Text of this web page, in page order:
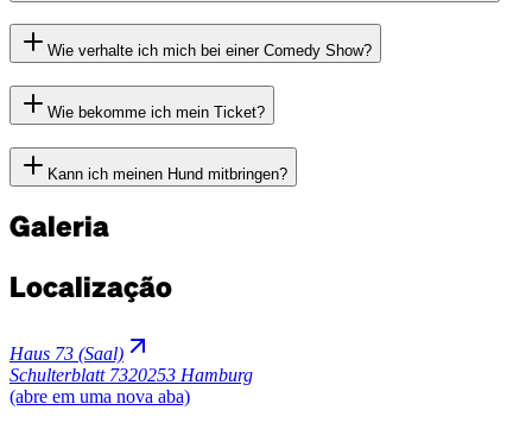
Wie verhalte ich mich bei einer Comedy Show?
Wie bekomme ich mein Ticket?
Kann ich meinen Hund mitbringen?
Galeria
Localização
Haus 73 (Saal)
Schulterblatt 7320253 Hamburg
(abre em uma nova aba)